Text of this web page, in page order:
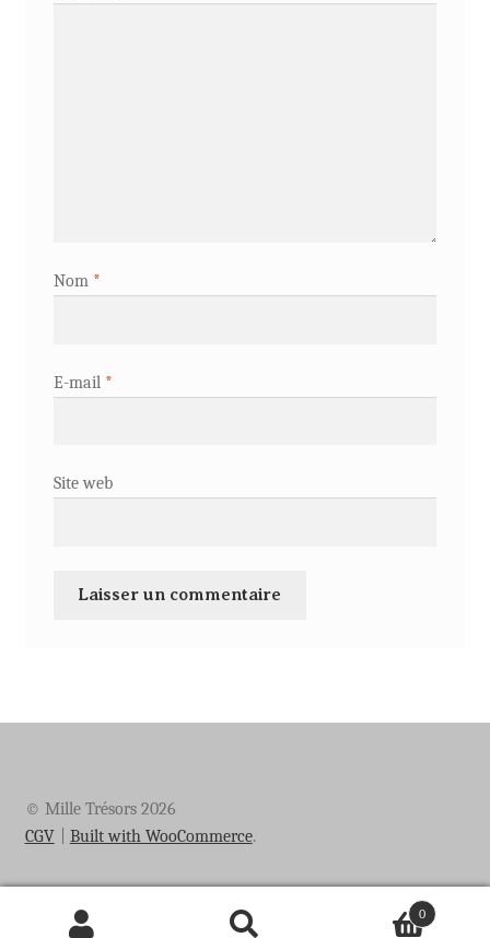
Nom *
E-mail *
Site web
© Mille Trésors 2026
CGV
Built with WooCommerce.
0